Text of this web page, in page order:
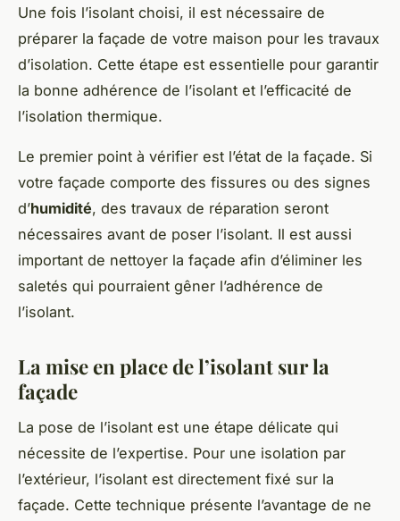
Une fois l’isolant choisi, il est nécessaire de
préparer la façade de votre maison pour les travaux
d’isolation. Cette étape est essentielle pour garantir
la bonne adhérence de l’isolant et l’efficacité de
l’isolation thermique.
Le premier point à vérifier est l’état de la façade. Si
votre façade comporte des fissures ou des signes
d’humidité, des travaux de réparation seront
nécessaires avant de poser l’isolant. Il est aussi
important de nettoyer la façade afin d’éliminer les
saletés qui pourraient gêner l’adhérence de
l’isolant.
La mise en place de l’isolant sur la
façade
La pose de l’isolant est une étape délicate qui
nécessite de l’expertise. Pour une isolation par
l’extérieur, l’isolant est directement fixé sur la
façade. Cette technique présente l’avantage de ne